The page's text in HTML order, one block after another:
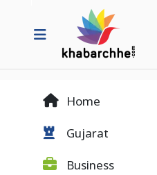
Home
Gujarat
Business